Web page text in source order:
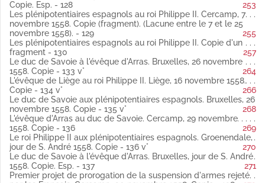
Copie (Publié par Weiss).
Fol. 74 vo L'évêque d'Arras au président Viglius. Cercamp, 20
octobre 1558 latin
Copie (Publié par Weiss).
Fol. 75 vo L'évêque d'Arras au roi Philippe II. Cercamp, 20
octobre 1558 espagnol
Copie
(Publié par Weiss).
Fol. 77 Le duc de Savoie aux plénipotentiaires d'Espagne.
Boubert, 20 octobre 1558 latin
Copie (Publié par Weiss).
Fol. 78 et 79 L'évêque d'Arras au roi Philippe II. Cercamp, 22
octobre 1558 espagnol
Copie
(Publié par Weiss).
Fol. 80 Le roi Philippe II à l'évêque d'Arras. Fleys, 22 octobre
1558 espagnol
Copie.
Fol. 82 Les plénipotentiaires espagnols au roi Philippe II.
Copie. Esp. - 128
253
Les plénipotentiaires espagnols au roi Philippe II. Cercamp, 7
novembre 1558. Copie (fragment). (Lacune entre le 7 et le 25
novembre 1558). - 129
255
Les plénipotentiaires espagnols au roi Philippe II. Copie d'un
fragment - 130
257
Le duc de Savoie à l'évêque d'Arras. Bruxelles, 26 novembre
1558. Copie - 133 v°
264
L'évêque de Liège au roi Philippe II. Liège, 16 novembre 1558.
Copie - 134 v°
266
Le duc de Savoie aux plénipotentiaires espagnols. Bruxelles, 26
novembre 1558. Copie - 135 v°
268
L'évêque d'Arras au duc de Savoie. Cercamp, 29 novembre
1558. Copie - 136
269
Le roi Philippe II aux plénipotentiaires espagnols. Groenendale,
jour de S. André 1558. Copie - 136 v°
270
Le duc de Savoie à l'évêque d'Arras. Bruxelles, jour de S. André
1558. Copie. Esp. - 137
271
Premier projet de prorogation de la suspension d'armes rejeté